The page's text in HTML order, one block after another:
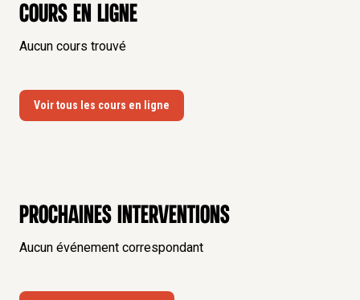
Cours en ligne
Aucun cours trouvé
Voir tous les cours en ligne
Prochaines interventions
Aucun événement correspondant